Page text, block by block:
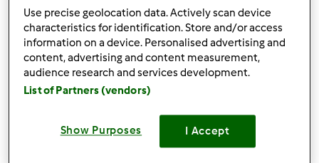
najlepiej? Co lubisz ? Co najczesciej gotujesz ? Problemy z
jakims daniem czy wszystko idzie gladko ? Mysle, ze tak
Pozdrawiam Cie serdecznie i zagladaj do nas czesto
Zalogujlub zarejestruj sięaby dodawać
Use precise geolocation data. Actively scan device
characteristics for identification. Store and/or access
information on a device. Personalised advertising and
content, advertising and content measurement,
audience research and services development.
List of Partners (vendors)
Show Purposes I Accept